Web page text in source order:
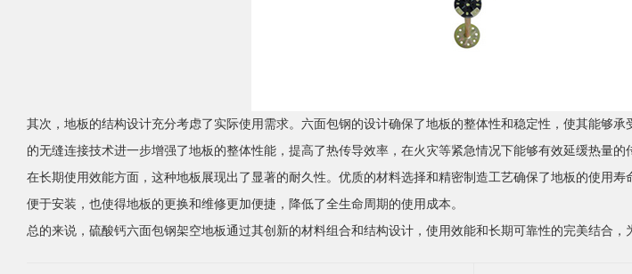
其次，地板的结构设计充分考虑了实际使用需求。六面包钢的设计确保了地板的整体性和稳定性，使其能够
的无缝连接技术进一步增强了地板的整体性能，提高了热传导效率，在火灾等紧急情况下能够有效延缓热量的
在长期使用效能方面，这种地板展现出了显著的耐久性。优质的材料选择和精密制造工艺确保了地板的使用
便于安装，也使得地板的更换和维修更加便捷，降低了全生命周期的使用成本。
总的来说，硫酸钙六面包钢架空地板通过其创新的材料组合和结构设计，使用效能和长期可靠性的完美结合，